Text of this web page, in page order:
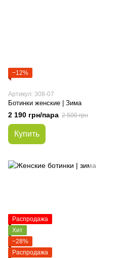
−12%
Артикул: 308-07
Ботинки женские | Зима
2 190 грн/пара 2 500 грн
Купить
Распродажа
Хит
−28%
Распродажа